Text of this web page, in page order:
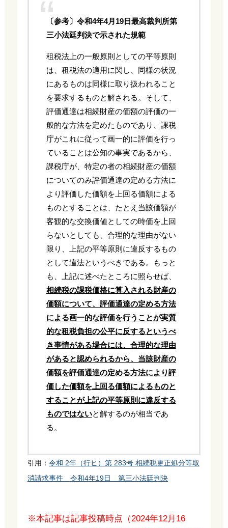
〔参考〕令和4年4月19日最高裁判所第
三小法廷判決で示された規範
租税法上の一般原則としての平等原則
は、租税法の適用に関し、同様の状況
にあるものは同様に取り扱われること
を要求するものと解される。そして、
評価通達は相続財産の価額の評価の一
般的な方法を定めたものであり、課税
庁がこれに従って画一的に評価を行っ
ていることは公知の事実であるから、
課税庁が、特定の者の相続財産の価額
についてのみ評価通達の定める方法に
より評価した価額を上回る価額による
ものとすることは、たとえ当該価額が
客観的な交換価値としての時価を上回
らないとしても、合理的な理由がない
限り、上記の平等原則に違反するもの
として違法というべきである。もっと
も、上記に述べたところに照らせば、
相続税の課税価格に算入される財産の
価額について、評価通達の定める方法
による画一的な評価を行うことが実質
的な租税負担の公平に反するというべ
き事情がある場合には、合理的な理由
があると認められるから、当該財産の
価額を評価通達の定める方法により評
価した価額を上回る価額によるものと
することが上記の平等原則に違反する
ものではないと解するのが相当であ
る。
引用： 令和 2年（行ヒ）第 283号 相続税更正処分等取
消請求事件 令和4年19日 第三小法廷判決
※本記事は記事投稿時点（2024年12月16